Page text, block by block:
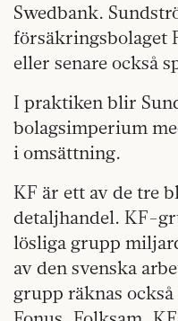
Swedbank.
försäkringsbolaget
eller senare också
I praktiken blir
bolagsimperium
i omsättning.
KF är ett av de tre
detaljhandel. KF-
lösliga grupp
av den svenska
grupp räknas